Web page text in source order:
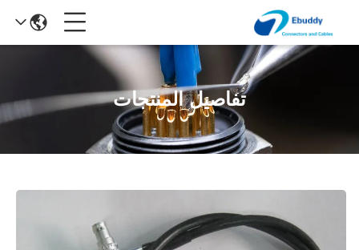
تفاصيل المنتجات